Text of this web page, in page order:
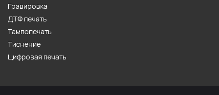
Гравировка
ДТФ печать
Тампопечать
Тиснение
Цифровая печать